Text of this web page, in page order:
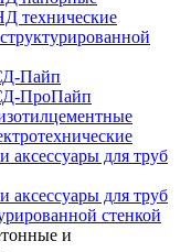
технические
Пайп
ПроПайп
аксессуары для труб
аксессуары для труб
стенкой
и